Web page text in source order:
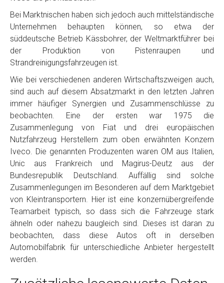
Bei Marktnischen haben sich jedoch auch mittelständische
Unternehmen behaupten können, so etwa der
süddeutsche Betrieb Kässbohrer, der Weltmarktführer bei
der Produktion von Pistenraupen und
Strandreinigungsfahrzeugen ist.
Wie bei verschiedenen anderen Wirtschaftszweigen auch,
sind auch auf diesem Absatzmarkt in den letzten Jahren
immer häufiger Synergien und Zusammenschlüsse zu
beobachten. Eine der ersten war 1975 die
Zusammenlegung von Fiat und drei europäischen
Nutzfahrzeug Herstellern zum oben erwähnten Konzern
Iveco. Die genannten Produzenten waren OM aus Italien,
Unic aus Frankreich und Magirus-Deutz aus der
Bundesrepublik Deutschland. Auffällig sind solche
Zusammenlegungen im Besonderen auf dem Marktgebiet
von Kleintransportern. Hier ist eine konzernübergreifende
Teamarbeit typisch, so dass sich die Fahrzeuge stark
ähneln oder nahezu baugleich sind. Dieses ist daran zu
beobachten, dass diese Autos oft in derselben
Automobilfabrik für unterschiedliche Anbieter hergestellt
werden.